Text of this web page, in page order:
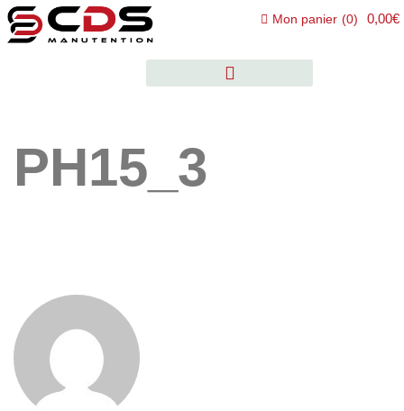
Mon panier (0) 0,00€
PH15_3